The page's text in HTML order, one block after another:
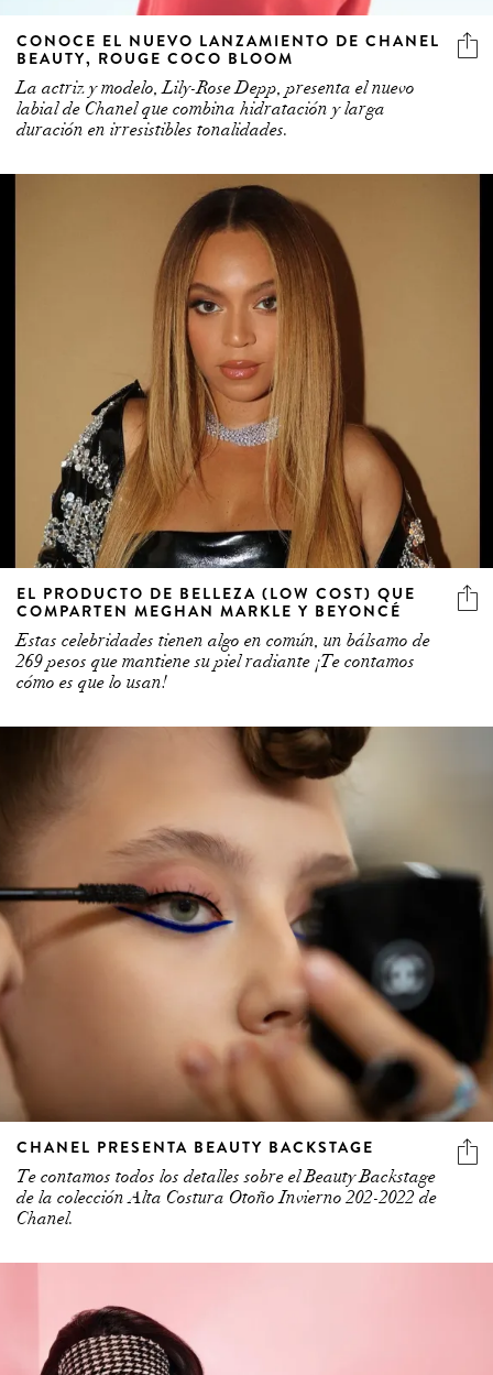
CONOCE EL NUEVO LANZAMIENTO DE CHANEL
BEAUTY, ROUGE COCO BLOOM
La actriz y modelo, Lily-Rose Depp, presenta el nuevo
labial de Chanel que combina hidratación y larga
duración en irresistibles tonalidades.
EL PRODUCTO DE BELLEZA (LOW COST) QUE
COMPARTEN MEGHAN MARKLE Y BEYONCÉ
Estas celebridades tienen algo en común, un bálsamo de
269 pesos que mantiene su piel radiante ¡Te contamos
cómo es que lo usan!
CHANEL PRESENTA BEAUTY BACKSTAGE
Te contamos todos los detalles sobre el Beauty Backstage
de la colección Alta Costura Otoño Invierno 202-2022 de
Chanel.